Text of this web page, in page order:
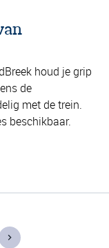
houd je grip
de
met de trein.
beschikbaar.